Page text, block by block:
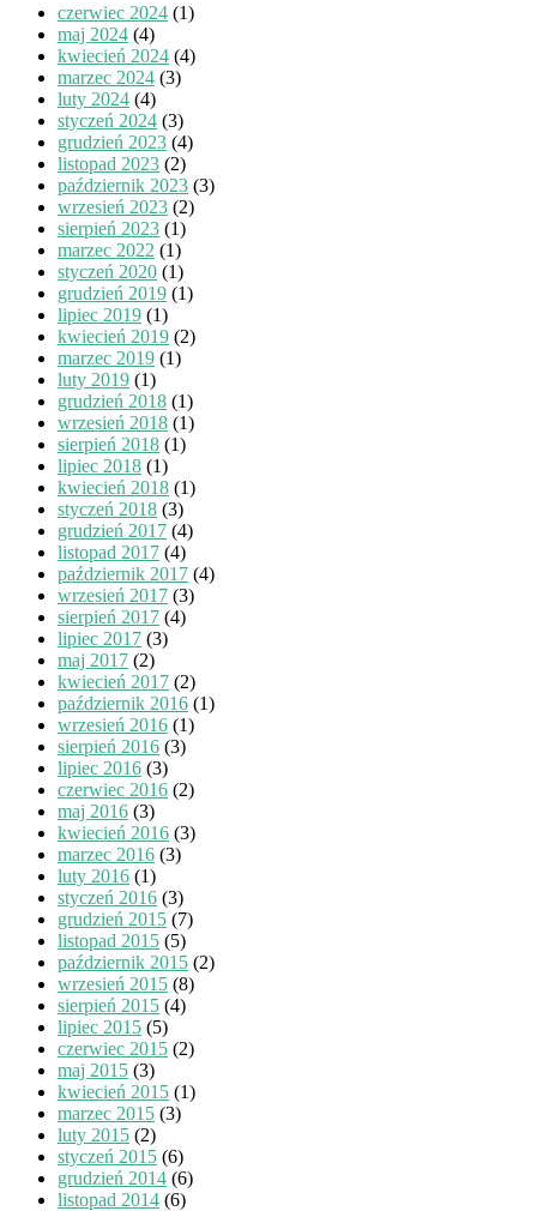
czerwiec 2024 (1)
maj 2024 (4)
kwiecień 2024 (4)
marzec 2024 (3)
luty 2024 (4)
styczeń 2024 (3)
grudzień 2023 (4)
listopad 2023 (2)
październik 2023 (3)
wrzesień 2023 (2)
sierpień 2023 (1)
marzec 2022 (1)
styczeń 2020 (1)
grudzień 2019 (1)
lipiec 2019 (1)
kwiecień 2019 (2)
marzec 2019 (1)
luty 2019 (1)
grudzień 2018 (1)
wrzesień 2018 (1)
sierpień 2018 (1)
lipiec 2018 (1)
kwiecień 2018 (1)
styczeń 2018 (3)
grudzień 2017 (4)
listopad 2017 (4)
październik 2017 (4)
wrzesień 2017 (3)
sierpień 2017 (4)
lipiec 2017 (3)
maj 2017 (2)
kwiecień 2017 (2)
październik 2016 (1)
wrzesień 2016 (1)
sierpień 2016 (3)
lipiec 2016 (3)
czerwiec 2016 (2)
maj 2016 (3)
kwiecień 2016 (3)
marzec 2016 (3)
luty 2016 (1)
styczeń 2016 (3)
grudzień 2015 (7)
listopad 2015 (5)
październik 2015 (2)
wrzesień 2015 (8)
sierpień 2015 (4)
lipiec 2015 (5)
czerwiec 2015 (2)
maj 2015 (3)
kwiecień 2015 (1)
marzec 2015 (3)
luty 2015 (2)
styczeń 2015 (6)
grudzień 2014 (6)
listopad 2014 (6)